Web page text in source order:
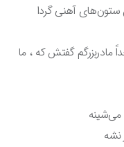
آهنی گردا
گفتش که ، ما